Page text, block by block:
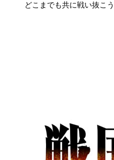
どこまでも共に戦い抜こ